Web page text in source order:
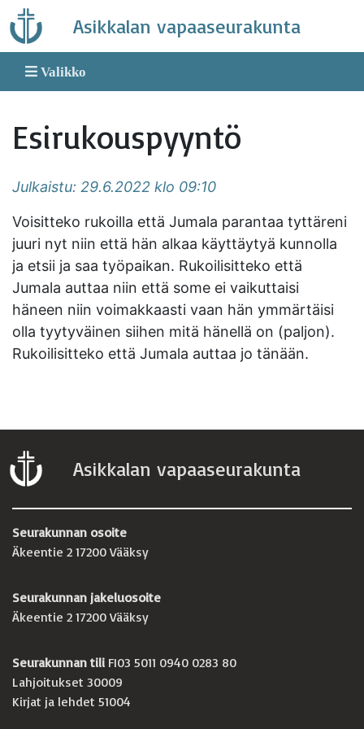
Skip
to
content
Asikkalan vapaaseurakunta
Valikko
Esirukouspyyntö
Julkaistu: 29.6.2022 klo 09:10
Voisitteko rukoilla että Jumala parantaa tyttäreni
juuri nyt niin että hän alkaa käyttäytyä kunnolla
ja etsii ja saa työpaikan. Rukoilisitteko että
Jumala auttaa niin että some ei vaikuttaisi
häneen niin voimakkaasti vaan hän ymmärtäisi
olla tyytyväinen siihen mitä hänellä on (paljon).
Rukoilisitteko että Jumala auttaa jo tänään.
Asikkalan vapaaseurakunta
Seurakunnan osoite
Äkeentie 2 17200 Vääksy
Seurakunnan jakeluosoite
Äkeentie 2 17200 Vääksy
Seurakunnan tili FI03 5011 0940 0283 80
Lahjoitukset 30009
Kirjat ja lehdet 51004